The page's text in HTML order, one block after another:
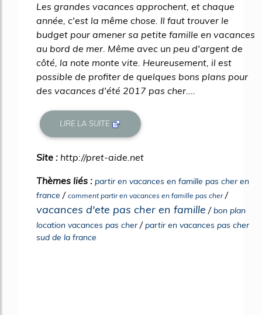
Les grandes vacances approchent, et chaque
année, c'est la même chose. Il faut trouver le
budget pour amener sa petite famille en vacances
au bord de mer. Même avec un peu d'argent de
côté, la note monte vite. Heureusement, il est
possible de profiter de quelques bons plans pour
des vacances d'été 2017 pas cher....
LIRE LA SUITE
Site : http://pret-aide.net
Thèmes liés : partir en vacances en famille pas cher en
france / comment partir en vacances en famille pas cher/
vacances d'ete pas cher en famille /bon plan
location vacances pas cher/partir en vacances pas cher
sud de la france